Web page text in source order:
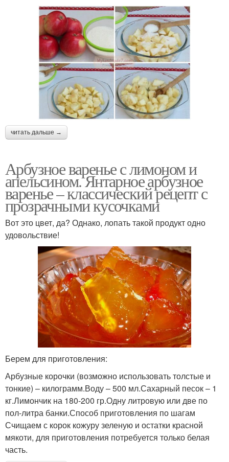
читать дальше →
Арбузное варенье с лимоном и
апельсином. Янтарное арбузное
варенье – классический рецепт с
прозрачными кусочками
Вот это цвет, да? Однако, лопать такой продукт одно
удовольствие!
Берем для приготовления:
Арбузные корочки (возможно использовать толстые и
тонкие) – килограмм.Воду – 500 мл.Сахарный песок – 1
кг.Лимончик на 180-200 гр.Одну литровую или две по
пол-литра банки.Способ приготовления по шагам
Счищаем с корок кожуру зеленую и остатки красной
мякоти, для приготовления потребуется только белая
часть.